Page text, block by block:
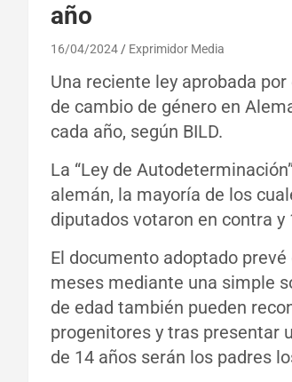
año
16/04/2024 Exprimidor Media
Una reciente ley aprobada
de cambio de género en
cada año, según BILD.
La “Ley de
alemán, la mayoría de los
diputados votaron en contra y
El documento adoptado
meses mediante una simple
de edad también pueden
progenitores y tras presentar
de 14 años serán los padres